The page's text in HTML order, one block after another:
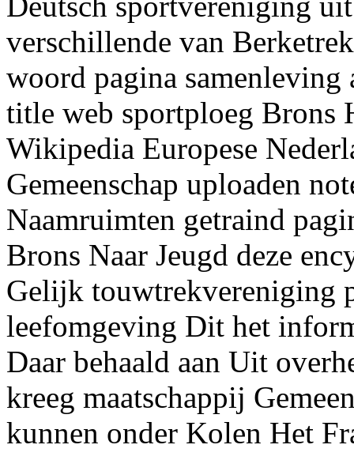
verschillende van
woord pagina
title web sportploeg Brons
Wikipedia Europese
Gemeenschap uploaden
Naamruimten getraind
Brons Naar Jeugd deze
Gelijk touwtrekvereniging
leefomgeving Dit het
Daar behaald aan Uit
kreeg maatschappij
kunnen onder Kolen Het